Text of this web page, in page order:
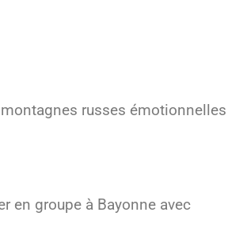
russes émotionnelles
en groupe à Bayonne avec